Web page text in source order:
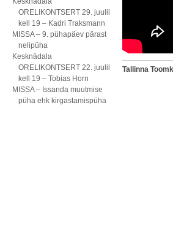
ORELIKONTSERT 29. juulil
kell 19 – Kadri Traksmann
MISSA – 9. pühapäev pärast
nelipüha
Kesknädala
ORELIKONTSERT 22. juulil
kell 19 – Tobias Horn
MISSA – Issanda muutmise
püha ehk kirgastamispüha
Tallinna